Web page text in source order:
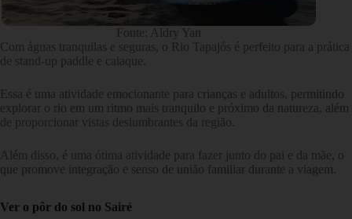
Fonte: Aldry Yan
Com águas tranquilas e seguras, o Rio Tapajós é perfeito para a prática
de stand-up paddle e caiaque.
Essa é uma atividade emocionante para crianças e adultos, permitindo
explorar o rio em um ritmo mais tranquilo e próximo da natureza, além
de proporcionar vistas deslumbrantes da região.
Além disso, é uma ótima atividade para fazer junto do pai e da mãe, o
que promove integração e senso de união familiar durante a viagem.
Ver o pôr do sol no Sairé